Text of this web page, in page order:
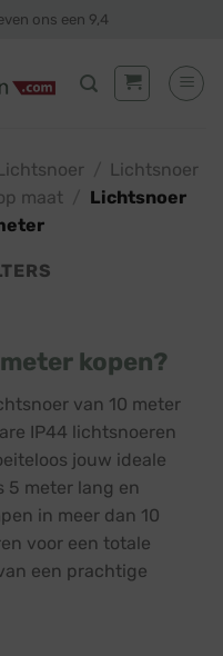
ons een 9,4
Lichtsnoer
maat
Lichtsnoer
kopen?
van 10 meter
IP44 lichtsnoeren
jouw ideale
5 meter lang en
in meer dan 10
voor een totale
een prachtige